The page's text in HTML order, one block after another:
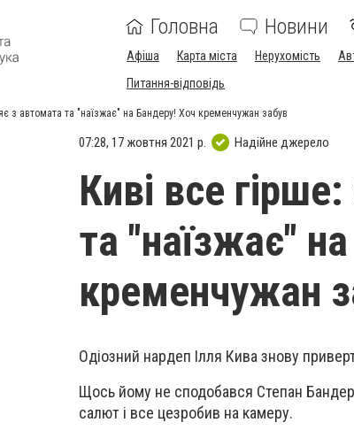
Головна Новини
Афіша Карта міста Нерухомість
Питання-відповідь
з автомата та "наїзжає" на Бандеру! Хоч кременчужан забув
07:28, 17 жовтня 2021 р. Надійне джерело
Киві все
та "наїзжає"
кременчужан
Одіозний нардеп Ілля Кива знову
Щось йому не сподобався Степан
салют і все цезробив на камеру.